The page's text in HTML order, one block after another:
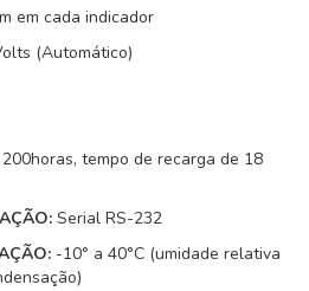
em cada indicador
(Automático)
tempo de recarga de 18
Serial RS-232
-10° a 40°C (umidade relativa